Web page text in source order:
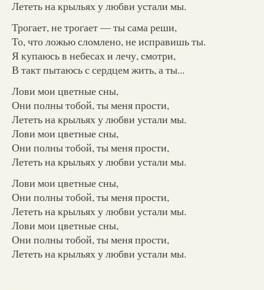
Лететь на крыльях у любви устали мы.
Трогает, не трогает — ты сама реши,
То, что ложью сломлено, не исправишь ты.
Я купаюсь в небесах и лечу, смотри,
В такт пытаюсь с сердцем жить, а ты...
Лови мои цветные сны,
Они полны тобой, ты меня прости,
Лететь на крыльях у любви устали мы.
Лови мои цветные сны,
Они полны тобой, ты меня прости,
Лететь на крыльях у любви устали мы.
Лови мои цветные сны,
Они полны тобой, ты меня прости,
Лететь на крыльях у любви устали мы.
Лови мои цветные сны,
Они полны тобой, ты меня прости,
Лететь на крыльях у любви устали мы.